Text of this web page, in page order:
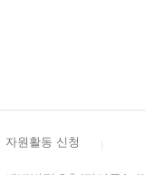
자원활동 신청